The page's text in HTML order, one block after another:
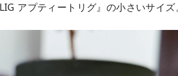
アプティートリグ』の小さいサイズ